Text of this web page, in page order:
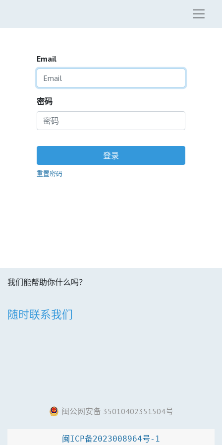
Email
密码
登录
重置密码
我们能帮助你什么吗？
随时联系我们
闽公网安备 35010402351504号
闽ICP备2023008964号-1